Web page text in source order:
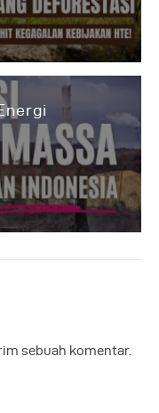
sebuah komentar.